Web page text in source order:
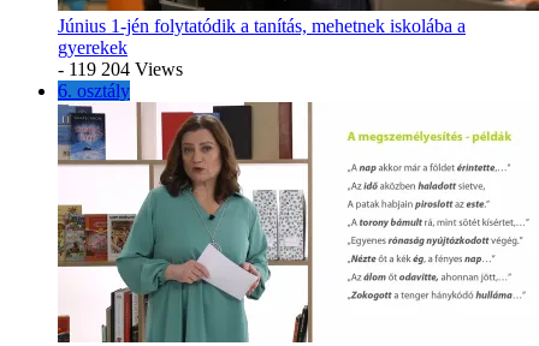
Június 1-jén folytatódik a tanítás, mehetnek iskolába a
gyerekek
- 119 204 Views
6. osztály